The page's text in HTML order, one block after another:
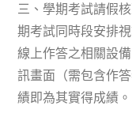
三、學期考試請假
期考試同時段安排
線上作答之相關設
訊畫面（需包含作
績即為其實得成績